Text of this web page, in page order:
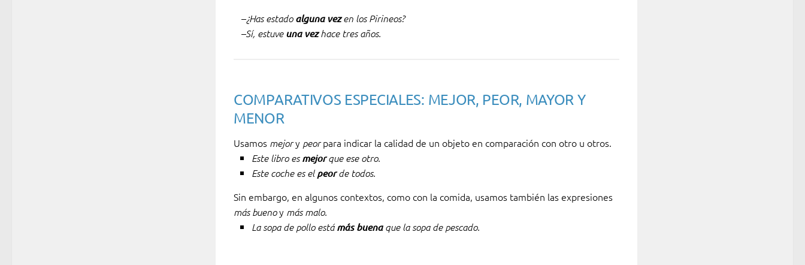
–¿Has estado alguna vezen los Pirineos?
–Sí, estuve una vezhace tres años.
COMPARATIVOS ESPECIALES: MEJOR, PEOR, MAYOR Y
MENOR
Usamos mejory peorpara indicar la calidad de un objeto en comparación con otro u otros.
Este libro es mejorque ese otro.
Este coche es el peorde todos.
Sin embargo, en algunos contextos, como con la comida, usamos también las expresiones
más buenoy más malo.
La sopa de pollo está más buenaque la sopa de pescado.